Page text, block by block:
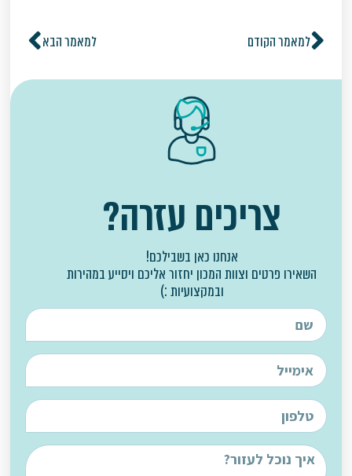
למאמר הקודם למאמר הבא
צריכים עזרה?
אנחנו כאן בשבילכם!
השאירו פרטים וצוות המכון יחזור אליכם ויסייע במהירות
ובמקצועיות :)